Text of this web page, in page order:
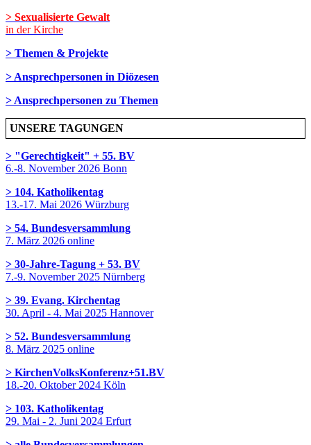
> Sexualisierte Gewalt
in der Kirche
> Themen & Projekte
> Ansprechpersonen in Diözesen
> Ansprechpersonen zu Themen
UNSERE TAGUNGEN
> "Gerechtigkeit" + 55. BV
6.-8. November 2026 Bonn
> 104. Katholikentag
13.-17. Mai 2026 Würzburg
> 54. Bundesversammlung
7. März 2026 online
> 30-Jahre-Tagung + 53. BV
7.-9. November 2025 Nürnberg
> 39. Evang. Kirchentag
30. April - 4. Mai 2025 Hannover
> 52. Bundesversammlung
8. März 2025 online
> KirchenVolksKonferenz+51.BV
18.-20. Oktober 2024 Köln
> 103. Katholikentag
29. Mai - 2. Juni 2024 Erfurt